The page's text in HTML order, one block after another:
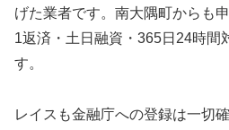
げた業者です。南大隅町からも
1返済・土日融資・365日24時間
す。
レイスも金融庁への登録は一切